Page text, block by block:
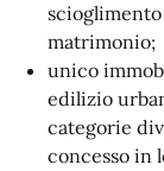
matrimonio;
unico
edilizio
categorie
concesso in